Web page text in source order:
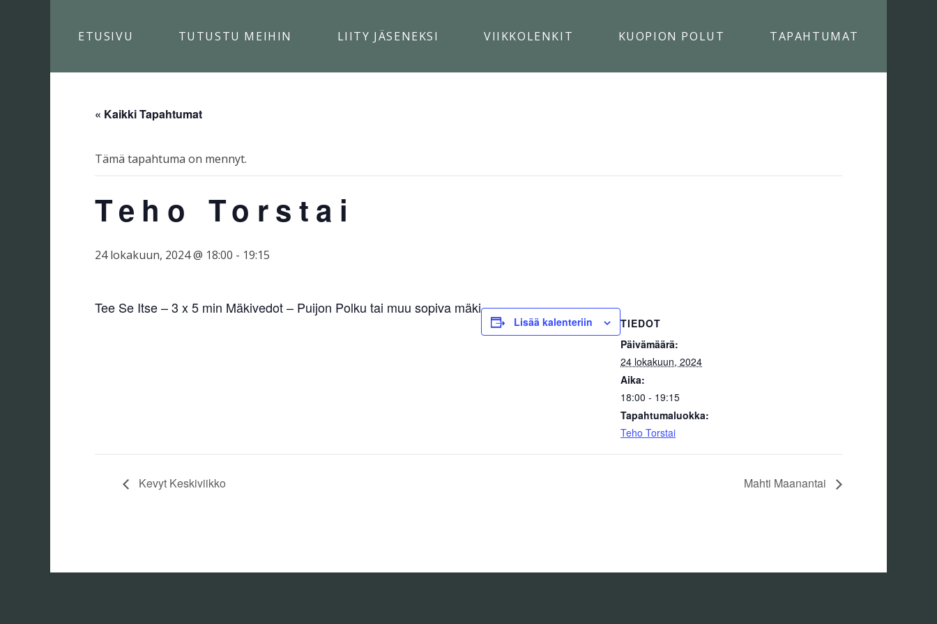
ETUSIVU TUTUSTU MEIHIN LIITY JÄSENEKSI VIIKKOLENKIT KUOPION POLUT TAPAHTUMAT
« Kaikki Tapahtumat
Tämä tapahtuma on mennyt.
Teho Torstai
24 lokakuun, 2024 @ 18:00 - 19:15
Tee Se Itse – 3 x 5 min Mäkivedot – Puijon Polku tai muu sopiva mäki
Lisää kalenteriin
TIEDOT
Päivämäärä:
24 lokakuun, 2024
Aika:
18:00 - 19:15
Tapahtumaluokka:
Teho Torstai
Kevyt Keskiviikko Mahti Maanantai